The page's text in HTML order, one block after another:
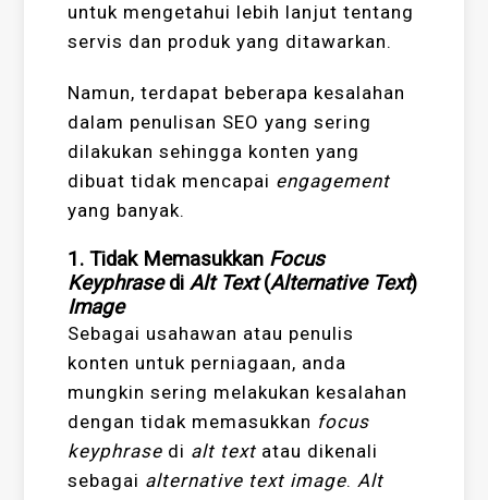
untuk mengetahui lebih lanjut tentang
servis dan produk yang ditawarkan.
Namun, terdapat beberapa kesalahan
dalam penulisan SEO yang sering
dilakukan sehingga konten yang
dibuat tidak mencapai engagement
yang banyak.
1. Tidak Memasukkan Focus
KeyphrasediAlt Text(Alternative Text)
Image
Sebagai usahawan atau penulis
konten untuk perniagaan, anda
mungkin sering melakukan kesalahan
dengan tidak memasukkan focus
keyphrase di alt text atau dikenali
sebagai alternative text image.Alt